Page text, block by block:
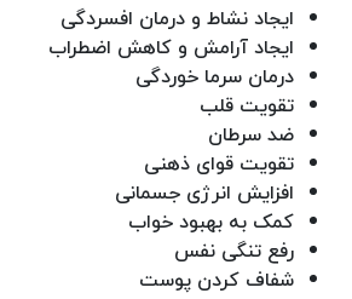
ایجاد نشاط و درمان افسردگی
ایجاد آرامش و کاهش اضطراب
درمان سرما خوردگی
تقویت قلب
ضد سرطان
تقویت قوای ذهنی
افزایش انرژی جسمانی
کمک به بهبود خواب
رفع تنگی نفس
شفاف کردن پوست